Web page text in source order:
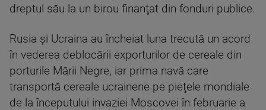
dreptul său la un birou finanţat din fonduri publice.
Rusia şi Ucraina au încheiat luna trecută un acord
în vederea deblocării exporturilor de cereale din
porturile Mării Negre, iar prima navă care
transportă cereale ucrainene pe pieţele mondiale
de la începutului invaziei Moscovei în februarie a